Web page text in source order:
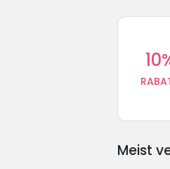
Meist